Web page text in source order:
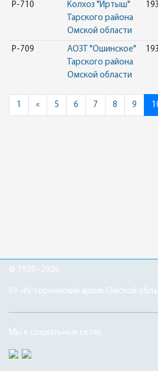
Р-710
Колхоз "Иртыш"
Тарского района
Омской области
Р-709
АОЗТ "Ошинское"
Тарского района
Омской области
1 «Previous
5 6 7 8 9
© 1920–2026
БУ «Исторический архив Омской
Мы в социальных сетях